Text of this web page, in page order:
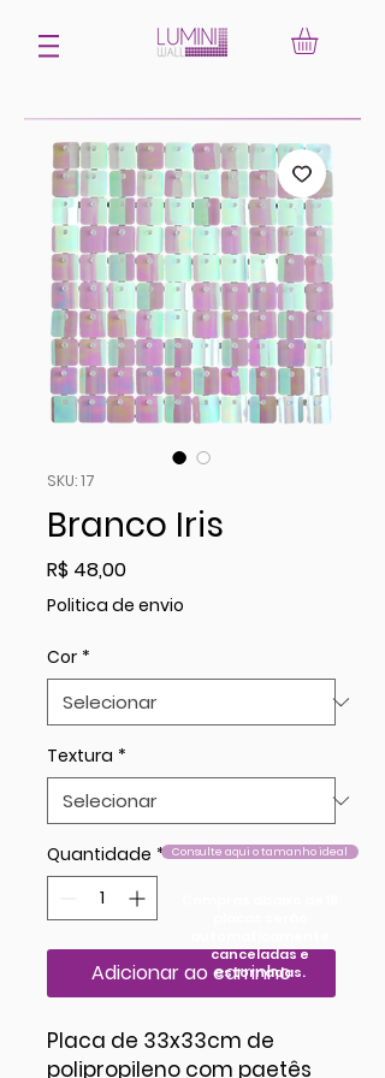
SKU: 17
Branco Iris
R$ 48,00Preço
Politica de envio
Cor *
Textura *
Quantidade *
Adicionar ao carrinho
Placa de 33x33cm de
polipropileno com paetês
canceladas e
estornadas.
Consulte aqui o tamanho ideal